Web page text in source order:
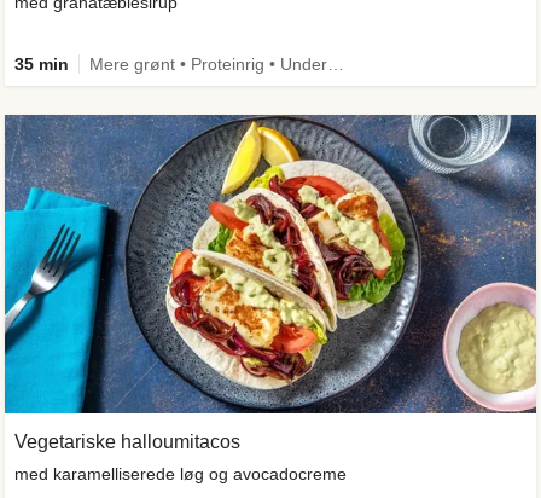
35 min
Vegetariske halloumitacos
med karamelliserede løg og avocadocreme